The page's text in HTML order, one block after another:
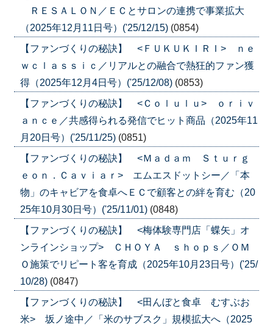
ＲＥＳＡＬＯＮ／ＥＣとサロンの連携で事業拡大
（2025年12月11日号）('25/12/15) (0854)
【ファンづくりの秘訣】 <ＦＵＫＵＫＩＲＩ> ｎｅ
ｗｃｌａｓｓｉｃ／リアルとの融合で熱狂的ファン獲
得（2025年12月4日号）('25/12/08) (0853)
【ファンづくりの秘訣】 <Ｃｏｌｕｌｕ> ｏｒｉｖ
ａｎｃｅ／共感得られる発信でヒット商品（2025年11
月20日号）('25/11/25) (0851)
【ファンづくりの秘訣】 <Ｍａｄａｍ Ｓｔｕｒｇ
ｅｏｎ．Ｃａｖｉａｒ> エムエスドットシー／「本
物」のキャビアを食卓へＥＣで顧客との絆を育む（20
25年10月30日号）('25/11/01) (0848)
【ファンづくりの秘訣】 <梅体験専門店「蝶矢」オ
ンラインショップ> ＣＨＯＹＡ ｓｈｏｐｓ／ＯＭ
Ｏ施策でリピート客を育成（2025年10月23日号）('25/
10/28) (0847)
【ファンづくりの秘訣】 <田んぼと食卓 むすぶお
米> 坂ノ途中／「米のサブスク」規模拡大へ（2025